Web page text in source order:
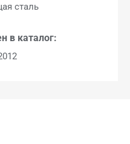
сталь
в каталог: